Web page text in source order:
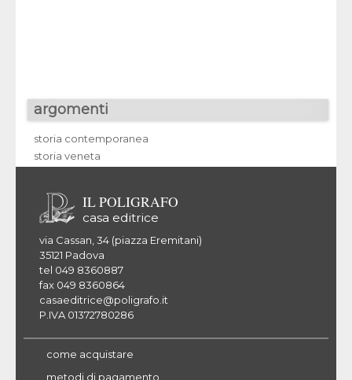
argomenti
storia contemporanea
storia veneta
IL POLIGRAFO
casa editrice
via Cassan, 34 (piazza Eremitani)
35121 Padova
tel 049 8360887
fax 049 8360864
casaeditrice@poligrafo.it
P.IVA 01372780286
come acquistare
metodi di pagamento